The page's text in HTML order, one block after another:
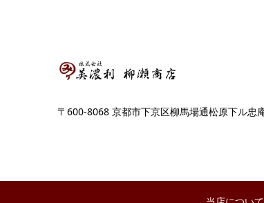
〒600-8068 京都市下京区柳馬場通松原下ル忠